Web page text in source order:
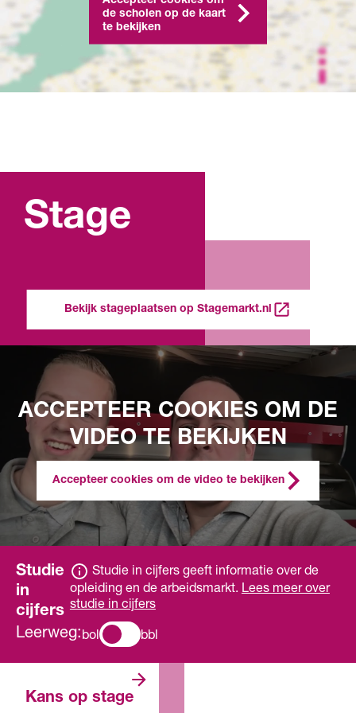
de scholen op de kaart
te bekijken
Stage
Bekijk stageplaatsen op Stagemarkt.nl
ACCEPTEER COOKIES OM DE
VIDEO TE BEKIJKEN
Accepteer cookies om de video te bekijken
Studie
in
cijfers
Studie in cijfers geeft informatie over de
opleiding en de arbeidsmarkt. Lees meer over
studie in cijfers
Leerweg: bol bbl
Kans op stage
dan genoeg